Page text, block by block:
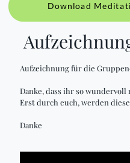
Download
Aufzeichnung für die
Danke, dass ihr so
Erst durch euch, werden
Danke